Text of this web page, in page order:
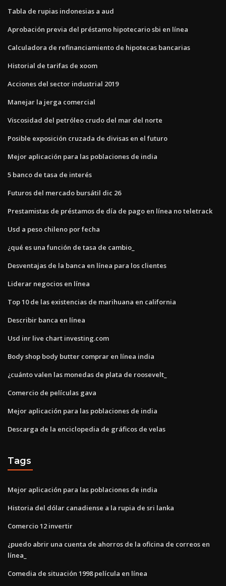
Tabla de rupias indonesias a aud
Aprobación previa del préstamo hipotecario sbi en línea
Calculadora de refinanciamiento de hipotecas bancarias
Historial de tarifas de xoom
Acciones del sector industrial 2019
Manejar la jerga comercial
Viscosidad del petróleo crudo del mar del norte
Posible exposición cruzada de divisas en el futuro
Mejor aplicación para las poblaciones de india
5 banco de tasa de interés
Futuros del mercado bursátil dic 26
Prestamistas de préstamos de día de pago en línea no teletrack
Usd a peso chileno por fecha
¿qué es una función de tasa de cambio_
Desventajas de la banca en línea para los clientes
Liderar negocios en línea
Top 10 de las existencias de marihuana en california
Describir banca en línea
Usd inr live chart investing.com
Body shop body butter comprar en línea india
¿cuánto valen las monedas de plata de roosevelt_
Comercio de películas gava
Mejor aplicación para las poblaciones de india
Descarga de la enciclopedia de gráficos de velas
Tags
Mejor aplicación para las poblaciones de india
Historia del dólar canadiense a la rupia de sri lanka
Comercio 12 invertir
¿puedo abrir una cuenta de ahorros de la oficina de correos en
línea_
Comedia de situación 1998 película en línea